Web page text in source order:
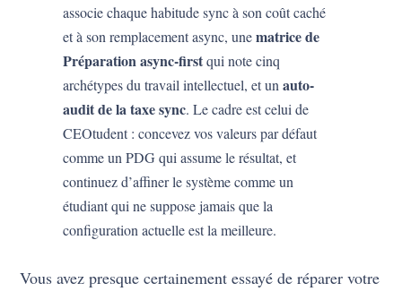
associe chaque habitude sync à son coût caché
et à son remplacement async, unematrice de
Préparation async-firstqui note cinq
archétypes du travail intellectuel, et unauto-
audit de la taxe sync. Le cadre est celui de
CEOtudent : concevez vos valeurs par défaut
comme un PDG qui assume le résultat, et
continuez d’affiner le système comme un
étudiant qui ne suppose jamais que la
configuration actuelle est la meilleure.
Vous avez presque certainement essayé de réparer votre